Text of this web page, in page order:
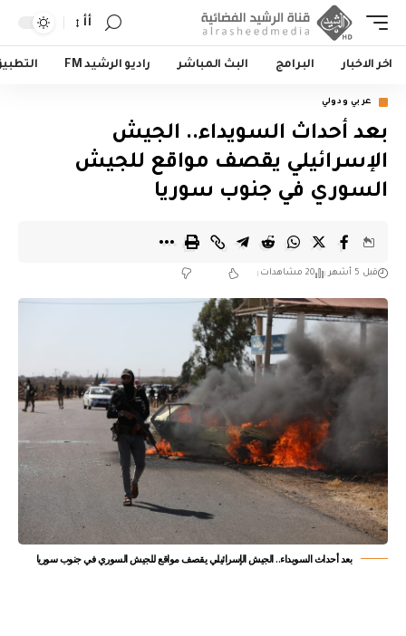
أأ
اخر الاخبار البرامج البث المباشر راديو الرشيد FM
عربي ودولي
بعد أحداث السويداء.. الجيش
الإسرائيلي يقصف مواقع للجيش
السوري في جنوب سوريا
قبل 5 أشهر 20 مشاهدات
بعد أحداث السويداء.. الجيش الإسرائيلي يقصف مواقع للجيش السوري في جنوب سوريا